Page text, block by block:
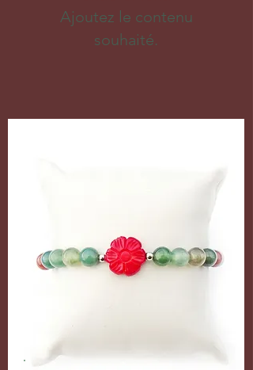
Ajoutez le contenu
souhaité.